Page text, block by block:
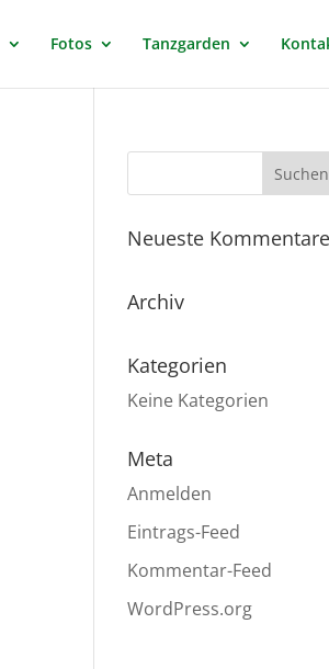
Fotos Tanzgarden
Neueste Kommentare
Archiv
Kategorien
Keine Kategorien
Meta
Anmelden
Eintrags-Feed
Kommentar-Feed
WordPress.org